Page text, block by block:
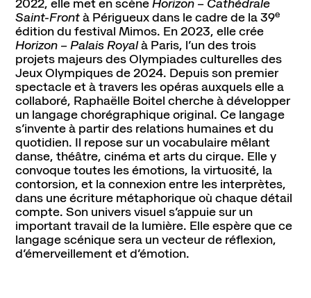
2022, elle met en scèneHorizon – Cathédrale
Saint-Frontà Périgueux dans le cadre de la 39e
édition du festival Mimos. En 2023, elle crée
Horizon – Palais Royalà Paris, l’un des trois
projets majeurs des Olympiades culturelles des
Jeux Olympiques de 2024. Depuis son premier
spectacle et à travers les opéras auxquels elle a
collaboré, Raphaëlle Boitel cherche à développer
un langage chorégraphique original. Ce langage
s’invente à partir des relations humaines et du
quotidien. Il repose sur un vocabulaire mêlant
danse, théâtre, cinéma et arts du cirque. Elle y
convoque toutes les émotions, la virtuosité, la
contorsion, et la connexion entre les interprètes,
dans une écriture métaphorique où chaque détail
compte. Son univers visuel s’appuie sur un
important travail de la lumière. Elle espère que ce
langage scénique sera un vecteur de réflexion,
d’émerveillement et d’émotion.
ContactNewsletterRessources